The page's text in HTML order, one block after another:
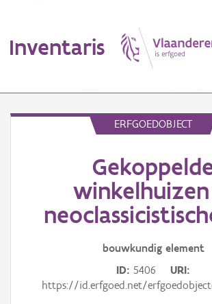
Inventaris
Aanduidingsobject
Waarneming
Gebeurtenis
ERFGOEDOBJECT
bouwkundig element
ID 5406
URI
https://id.erfgoed.net/